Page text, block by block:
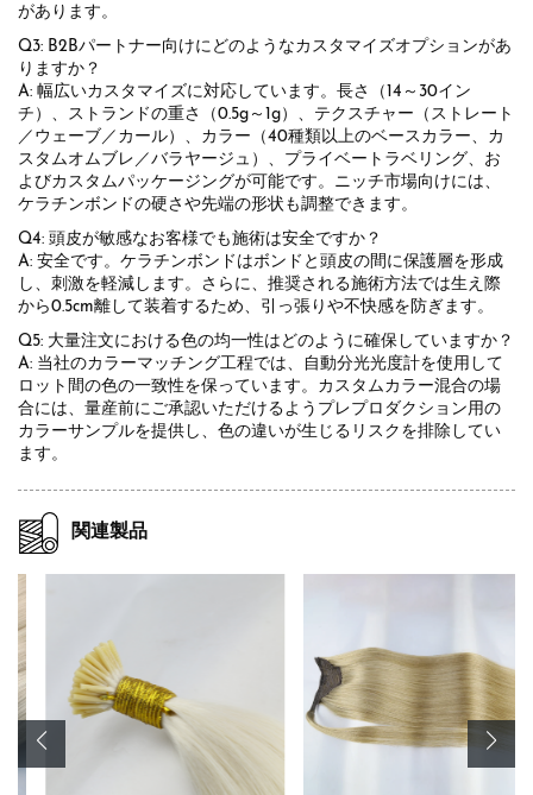
があります。
Q3: B2Bパートナー向けにどのようなカスタマイズオプションがあ
りますか？
A: 幅広いカスタマイズに対応しています。長さ（14～30イン
チ）、ストランドの重さ（0.5g～1g）、テクスチャー（ストレート
／ウェーブ／カール）、カラー（40種類以上のベースカラー、カ
スタムオムブレ／バラヤージュ）、プライベートラベリング、お
よびカスタムパッケージングが可能です。ニッチ市場向けには、
ケラチンボンドの硬さや先端の形状も調整できます。
Q4: 頭皮が敏感なお客様でも施術は安全ですか？
A: 安全です。ケラチンボンドはボンドと頭皮の間に保護層を形成
し、刺激を軽減します。さらに、推奨される施術方法では生え際
から0.5cm離して装着するため、引っ張りや不快感を防ぎます。
Q5: 大量注文における色の均一性はどのように確保していますか？
A: 当社のカラーマッチング工程では、自動分光光度計を使用して
ロット間の色の一致性を保っています。カスタムカラー混合の場
合には、量産前にご承認いただけるようプレプロダクション用の
カラーサンプルを提供し、色の違いが生じるリスクを排除してい
ます。
関連製品